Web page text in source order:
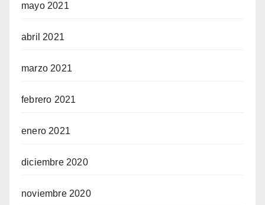
mayo 2021
abril 2021
marzo 2021
febrero 2021
enero 2021
diciembre 2020
noviembre 2020